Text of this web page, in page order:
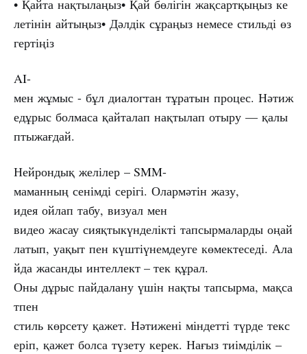
• Қайта нақтылаңыз• Қай бөлігін жақсартқыңыз ке
летінін айтыңыз• Дәлдік сұраңыз немесе стильді өз
гертіңіз
AI-
мен жұмыс - бұл диалогтан тұратын процес. Нәтиж
едұрыс болмаса қайталап нақтылап отыру — қалы
птыжағдай.
Нейрондық желілер – SMM-
маманның сенімді серігі. Олармәтін жазу,
идея ойлап табу, визуал мен
видео жасау сияқтыкүнделікті тапсырмаларды оңай
латып, уақыт пен күштіүнемдеуге көмектеседі. Ала
йда жасанды интеллект – тек құрал.
Оны дұрыс пайдалану үшін нақты тапсырма, мақса
тпен
стиль көрсету қажет. Нәтижені міндетті түрде текс
еріп, қажет болса түзету керек. Нағыз тиімділік –